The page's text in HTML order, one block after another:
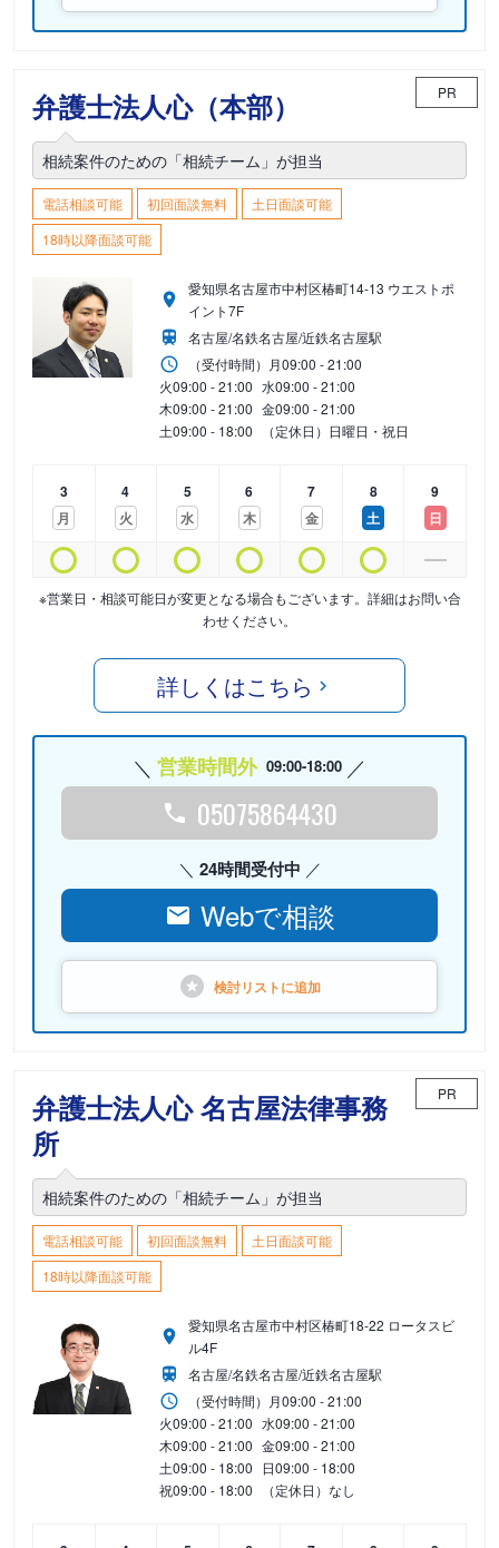
弁護士法人心（本部） PR
相続案件のための「相続チーム」が担当
電話相談可能 初回面談無料
土日面談可能
18時以降面談可能
愛知県名古屋市中村区椿町14-13 ウエストポ
イント7F
名古屋/名鉄名古屋/近鉄名古屋駅
（受付時間） 月09:00 - 21:00
火09:00 - 21:00 水09:00 - 21:00
木09:00 - 21:00 金09:00 - 21:00
土09:00 - 18:00 （定休日）日曜日・祝日
3
月
4
火
5
水
6
木
7
金
8
土
9
日
※営業日・相談可能日が変更となる場合もございます。詳細はお問い合
わせください。
詳しくはこちら
営業時間外 09:00-18:00
05075864430
24時間受付中
Webで相談
検討リストに追加
弁護士法人心 名古屋法律事務
所
PR
相続案件のための「相続チーム」が担当
電話相談可能 初回面談無料
土日面談可能
18時以降面談可能
愛知県名古屋市中村区椿町18-22 ロータスビ
ル4F
名古屋/名鉄名古屋/近鉄名古屋駅
（受付時間） 月09:00 - 21:00
火09:00 - 21:00 水09:00 - 21:00
木09:00 - 21:00 金09:00 - 21:00
土09:00 - 18:00 日09:00 - 18:00
祝09:00 - 18:00 （定休日）なし